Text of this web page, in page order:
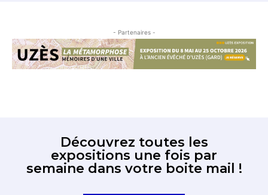
- Partenaires -
Découvrez toutes les
expositions une fois par
semaine dans votre boite mail !